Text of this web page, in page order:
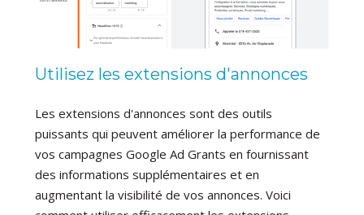
Utilisez les extensions d'annonces
Les extensions d'annonces sont des outils
puissants qui peuvent améliorer la performance de
vos campagnes Google Ad Grants en fournissant
des informations supplémentaires et en
augmentant la visibilité de vos annonces. Voici